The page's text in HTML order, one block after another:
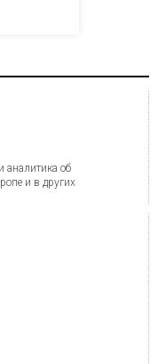
аналитика об
и в других